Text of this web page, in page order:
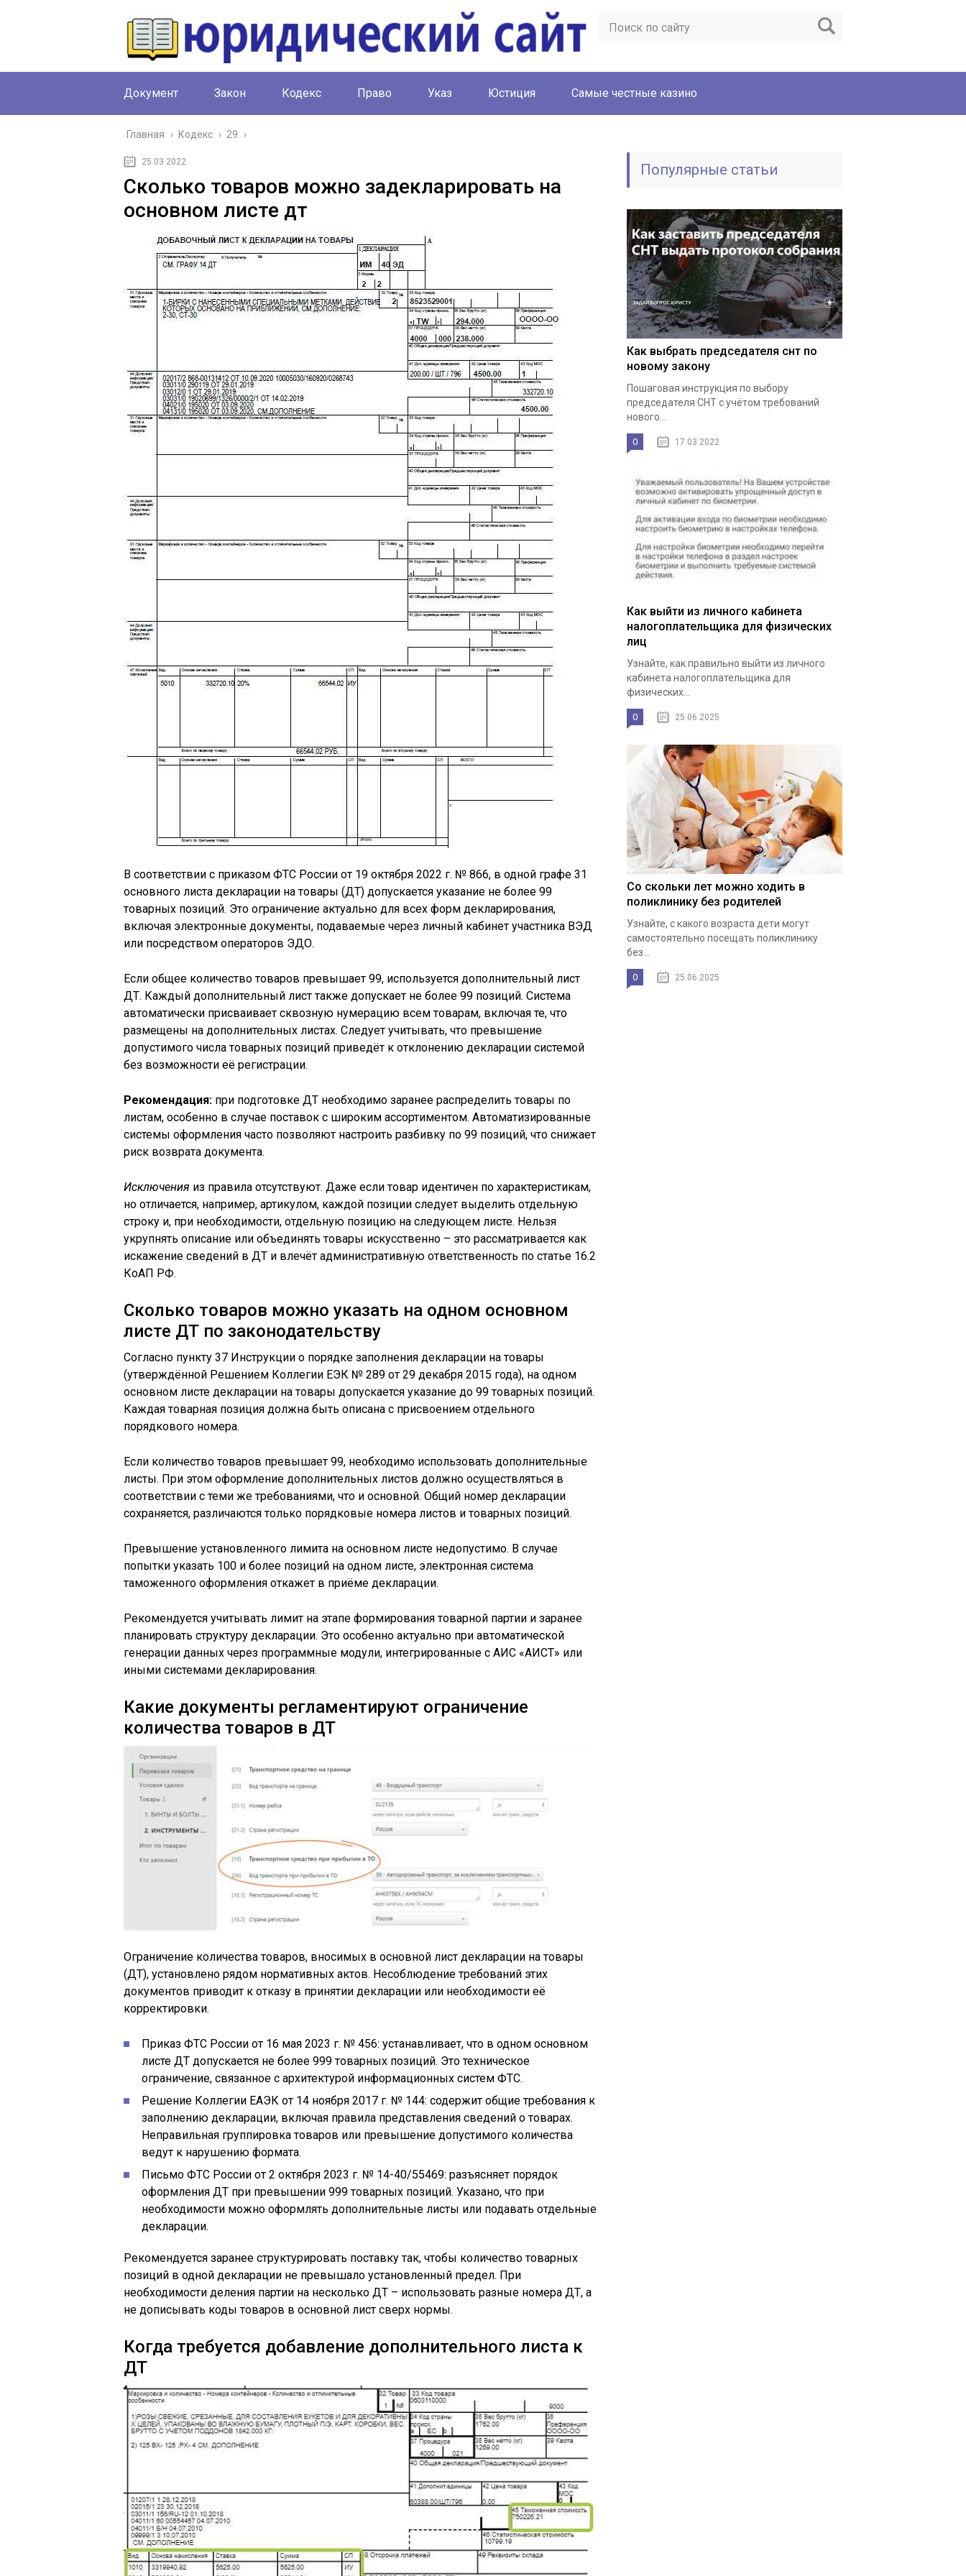
Документ Закон Кодекс Право Указ Юстиция Cамые честные казино
Главная › Кодекс › 29 ›
25.03.2022
Сколько товаров можно задекларировать на
основном листе дт
В соответствии с приказом ФТС России от 19 октября 2022 г. № 866, в одной графе 31
основного листа декларации на товары (ДТ) допускается указание не более 99
товарных позиций. Это ограничение актуально для всех форм декларирования,
включая электронные документы, подаваемые через личный кабинет участника ВЭД
или посредством операторов ЭДО.
Если общее количество товаров превышает 99, используется дополнительный лист
ДТ. Каждый дополнительный лист также допускает не более 99 позиций. Система
автоматически присваивает сквозную нумерацию всем товарам, включая те, что
размещены на дополнительных листах. Следует учитывать, что превышение
допустимого числа товарных позиций приведёт к отклонению декларации системой
без возможности её регистрации.
Рекомендация: при подготовке ДТ необходимо заранее распределить товары по
листам, особенно в случае поставок с широким ассортиментом. Автоматизированные
системы оформления часто позволяют настроить разбивку по 99 позиций, что снижает
риск возврата документа.
Исключения из правила отсутствуют. Даже если товар идентичен по характеристикам,
но отличается, например, артикулом, каждой позиции следует выделить отдельную
строку и, при необходимости, отдельную позицию на следующем листе. Нельзя
укрупнять описание или объединять товары искусственно – это рассматривается как
искажение сведений в ДТ и влечёт административную ответственность по статье 16.2
КоАП РФ.
Сколько товаров можно указать на одном основном
листе ДТ по законодательству
Согласно пункту 37 Инструкции о порядке заполнения декларации на товары
(утверждённой Решением Коллегии ЕЭК № 289 от 29 декабря 2015 года), на одном
основном листе декларации на товары допускается указание до 99 товарных позиций.
Каждая товарная позиция должна быть описана с присвоением отдельного
порядкового номера.
Если количество товаров превышает 99, необходимо использовать дополнительные
листы. При этом оформление дополнительных листов должно осуществляться в
соответствии с теми же требованиями, что и основной. Общий номер декларации
сохраняется, различаются только порядковые номера листов и товарных позиций.
Превышение установленного лимита на основном листе недопустимо. В случае
попытки указать 100 и более позиций на одном листе, электронная система
таможенного оформления откажет в приёме декларации.
Рекомендуется учитывать лимит на этапе формирования товарной партии и заранее
планировать структуру декларации. Это особенно актуально при автоматической
генерации данных через программные модули, интегрированные с АИС «АИСТ» или
иными системами декларирования.
Какие документы регламентируют ограничение
количества товаров в ДТ
Ограничение количества товаров, вносимых в основной лист декларации на товары
(ДТ), установлено рядом нормативных актов. Несоблюдение требований этих
документов приводит к отказу в принятии декларации или необходимости её
корректировки.
Приказ ФТС России от 16 мая 2023 г. № 456: устанавливает, что в одном основном
листе ДТ допускается не более 999 товарных позиций. Это техническое
ограничение, связанное с архитектурой информационных систем ФТС.
Решение Коллегии ЕАЭК от 14 ноября 2017 г. № 144: содержит общие требования к
заполнению декларации, включая правила представления сведений о товарах.
Неправильная группировка товаров или превышение допустимого количества
ведут к нарушению формата.
Письмо ФТС России от 2 октября 2023 г. № 14-40/55469: разъясняет порядок
оформления ДТ при превышении 999 товарных позиций. Указано, что при
необходимости можно оформлять дополнительные листы или подавать отдельные
декларации.
Рекомендуется заранее структурировать поставку так, чтобы количество товарных
позиций в одной декларации не превышало установленный предел. При
необходимости деления партии на несколько ДТ – использовать разные номера ДТ, а
не дописывать коды товаров в основной лист сверх нормы.
Когда требуется добавление дополнительного листа к
ДТ
Популярные статьи
Как выбрать председателя снт по
новому закону
Пошаговая инструкция по выбору
председателя СНТ с учётом требований
нового...
0 17.03.2022
Как выйти из личного кабинета
налогоплательщика для физических
лиц
Узнайте, как правильно выйти из личного
кабинета налогоплательщика для
физических...
0 25.06.2025
Со скольки лет можно ходить в
поликлинику без родителей
Узнайте, с какого возраста дети могут
самостоятельно посещать поликлинику
без...
0 25.06.2025